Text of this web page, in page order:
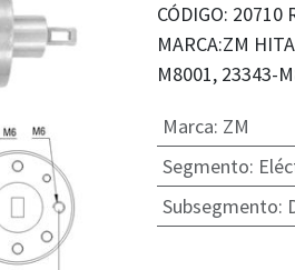
CÓDIGO: 20710
MARCA:ZM
M8001, 23343-
Marca: ZM
Segmento:
Subsegmento: